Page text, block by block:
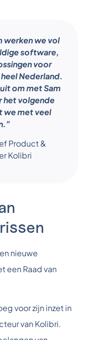
werken we vol
software,
voor
Nederland.
om met Sam
het volgende
we met veel
Product &
Kolibri
nieuwe
een Raad van
voor zijn inzet in
van Kolibri.